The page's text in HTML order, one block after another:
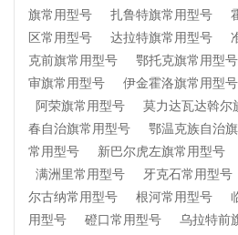
旗常用型号
扎鲁特旗常用型号
区常用型号
达拉特旗常用型号
克前旗常用型号
鄂托克旗常用型号
审旗常用型号
伊金霍洛旗常用型号
阿荣旗常用型号
莫力达瓦达斡尔
春自治旗常用型号
鄂温克族自治
常用型号
新巴尔虎左旗常用型号
满洲里常用型号
牙克石常用型号
尔古纳常用型号
根河常用型号
用型号
磴口常用型号 乌拉特前